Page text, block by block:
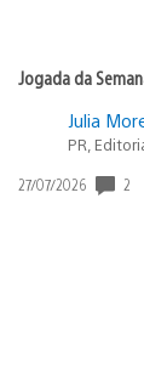
Jogada da
Julia
PR,
Data
27/07/2026 2